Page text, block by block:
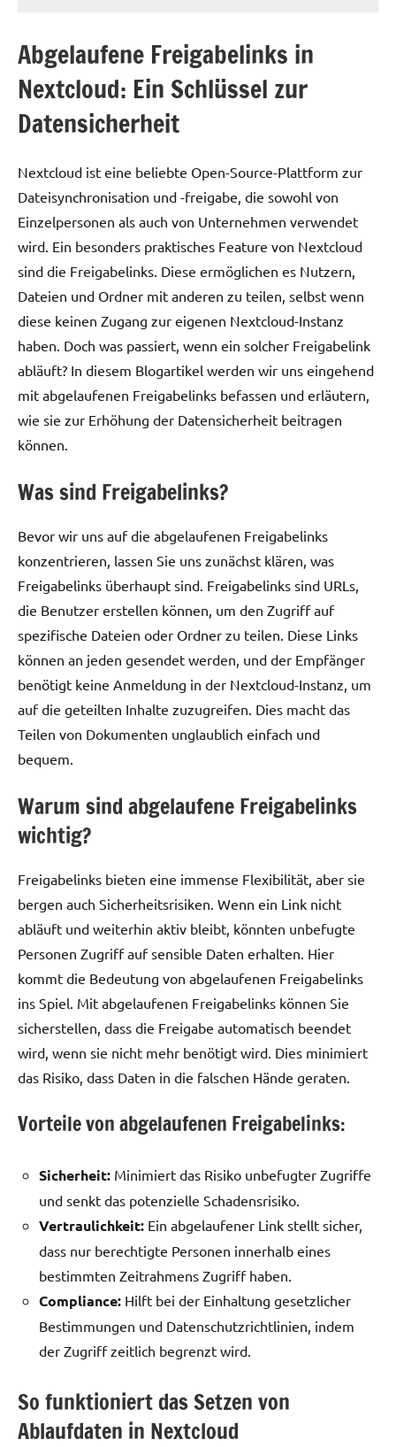
Abgelaufene Freigabelinks in
Nextcloud: Ein Schlüssel zur
Datensicherheit
Nextcloud ist eine beliebte Open-Source-Plattform zur
Dateisynchronisation und -freigabe, die sowohl von
Einzelpersonen als auch von Unternehmen verwendet
wird. Ein besonders praktisches Feature von Nextcloud
sind die Freigabelinks. Diese ermöglichen es Nutzern,
Dateien und Ordner mit anderen zu teilen, selbst wenn
diese keinen Zugang zur eigenen Nextcloud-Instanz
haben. Doch was passiert, wenn ein solcher Freigabelink
abläuft? In diesem Blogartikel werden wir uns eingehend
mit abgelaufenen Freigabelinks befassen und erläutern,
wie sie zur Erhöhung der Datensicherheit beitragen
können.
Was sind Freigabelinks?
Bevor wir uns auf die abgelaufenen Freigabelinks
konzentrieren, lassen Sie uns zunächst klären, was
Freigabelinks überhaupt sind. Freigabelinks sind URLs,
die Benutzer erstellen können, um den Zugriff auf
spezifische Dateien oder Ordner zu teilen. Diese Links
können an jeden gesendet werden, und der Empfänger
benötigt keine Anmeldung in der Nextcloud-Instanz, um
auf die geteilten Inhalte zuzugreifen. Dies macht das
Teilen von Dokumenten unglaublich einfach und
bequem.
Warum sind abgelaufene Freigabelinks
wichtig?
Freigabelinks bieten eine immense Flexibilität, aber sie
bergen auch Sicherheitsrisiken. Wenn ein Link nicht
abläuft und weiterhin aktiv bleibt, könnten unbefugte
Personen Zugriff auf sensible Daten erhalten. Hier
kommt die Bedeutung von abgelaufenen Freigabelinks
ins Spiel. Mit abgelaufenen Freigabelinks können Sie
sicherstellen, dass die Freigabe automatisch beendet
wird, wenn sie nicht mehr benötigt wird. Dies minimiert
das Risiko, dass Daten in die falschen Hände geraten.
Vorteile von abgelaufenen Freigabelinks:
Sicherheit: Minimiert das Risiko unbefugter Zugriffe
und senkt das potenzielle Schadensrisiko.
Vertraulichkeit: Ein abgelaufener Link stellt sicher,
dass nur berechtigte Personen innerhalb eines
bestimmten Zeitrahmens Zugriff haben.
Compliance: Hilft bei der Einhaltung gesetzlicher
Bestimmungen und Datenschutzrichtlinien, indem
der Zugriff zeitlich begrenzt wird.
So funktioniert das Setzen von
Ablaufdaten in Nextcloud